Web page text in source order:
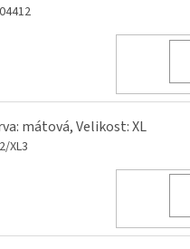
mátová, Velikost: XL
XL3